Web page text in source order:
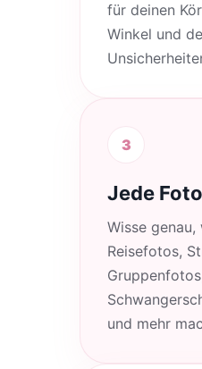
für deinen
Winkel und
3
Jede
Wisse genau,
Reisefotos,
und mehr